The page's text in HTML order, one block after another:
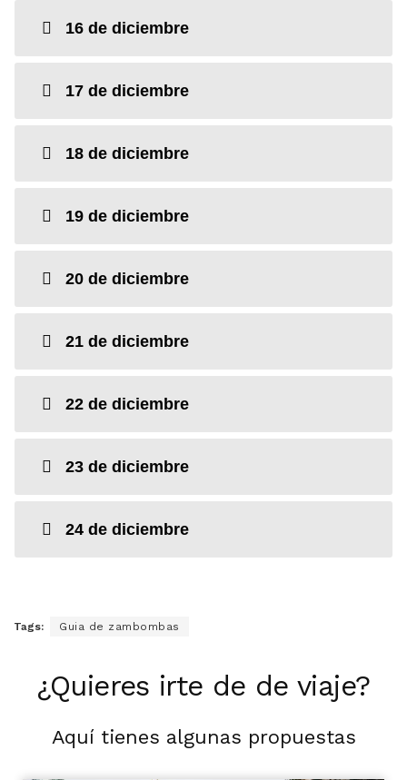
16 de diciembre
17 de diciembre
18 de diciembre
19 de diciembre
20 de diciembre
21 de diciembre
22 de diciembre
23 de diciembre
24 de diciembre
Tags: Guia de zambombas
¿Quieres irte de de viaje?
Aquí tienes algunas propuestas